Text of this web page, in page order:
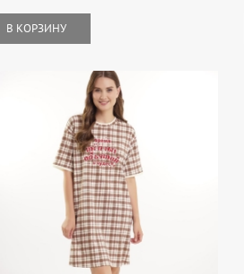
В КОРЗИНУ